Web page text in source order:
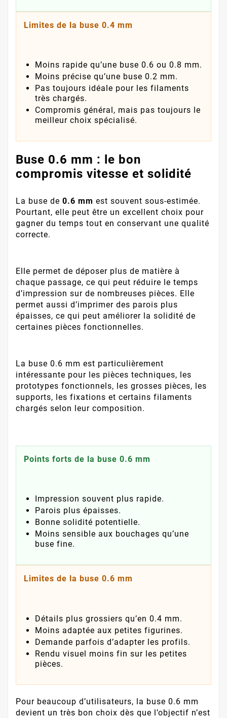
Limites de la buse 0.4 mm
Moins rapide qu’une buse 0.6 ou 0.8 mm.
Moins précise qu’une buse 0.2 mm.
Pas toujours idéale pour les filaments
très chargés.
Compromis général, mais pas toujours le
meilleur choix spécialisé.
Buse 0.6 mm : le bon
compromis vitesse et solidité
La buse de 0.6 mm est souvent sous-estimée.
Pourtant, elle peut être un excellent choix pour
gagner du temps tout en conservant une qualité
correcte.
Elle permet de déposer plus de matière à
chaque passage, ce qui peut réduire le temps
d’impression sur de nombreuses pièces. Elle
permet aussi d’imprimer des parois plus
épaisses, ce qui peut améliorer la solidité de
certaines pièces fonctionnelles.
La buse 0.6 mm est particulièrement
intéressante pour les pièces techniques, les
prototypes fonctionnels, les grosses pièces, les
supports, les fixations et certains filaments
chargés selon leur composition.
Points forts de la buse 0.6 mm
Impression souvent plus rapide.
Parois plus épaisses.
Bonne solidité potentielle.
Moins sensible aux bouchages qu’une
buse fine.
Limites de la buse 0.6 mm
Détails plus grossiers qu’en 0.4 mm.
Moins adaptée aux petites figurines.
Demande parfois d’adapter les profils.
Rendu visuel moins fin sur les petites
pièces.
Pour beaucoup d’utilisateurs, la buse 0.6 mm
devient un très bon choix dès que l’objectif n’est